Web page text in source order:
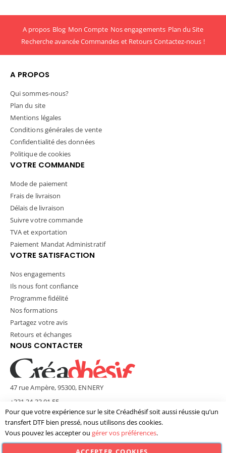
A propos Blog Mon Compte Nos engagements Plan du Site
Recherche avancéeCommandes et RetoursContactez-nous !
A PROPOS
Qui sommes-nous?
Plan du site
Mentions légales
Conditions générales de vente
Confidentialité des données
Politique de cookies
VOTRE COMMANDE
Mode de paiement
Frais de livraison
Délais de livraison
Suivre votre commande
TVA et exportation
Paiement Mandat Administratif
VOTRE SATISFACTION
Nos engagements
Ils nous font confiance
Programme fidélité
Nos formations
Partagez votre avis
Retours et échanges
NOUS CONTACTER
47 rue Ampère, 95300, ENNERY
+331 34 33 01 55
contact@creadhesif.com
Lun - Ven / 9h30 - 12h00 & 14h00 - 17h00
Pour que votre expérience sur le site Créadhésif soit aussi réussie qu’un
transfert DTF bien pressé, nous utilisons des cookies.
Vous pouvez les accepter ou gérer vos préférences.